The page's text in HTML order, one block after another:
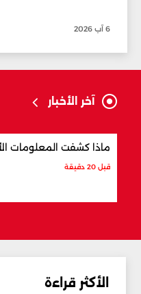
6 آب 2026
آخر الأخبار
ماذا كشفت المعلومات
قبل 20 دقيقة
الأكثر قراءة